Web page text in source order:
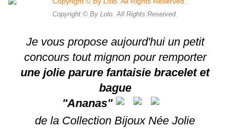
Copyright © By Lolo. All Rights Reserved.
Je vous propose aujourd'hui un petit
concours tout mignon pour remporter
une jolie parure fantaisie bracelet et
bague
"Ananas"
de la Collection Bijoux Née Jolie